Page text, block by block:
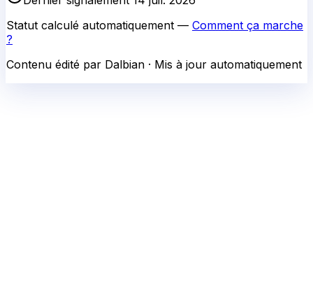
Statut calculé automatiquement — Comment ça marche
?
Contenu édité par Dalbian · Mis à jour automatiquement